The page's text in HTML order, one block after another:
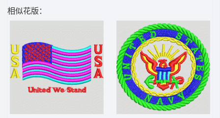
相似花版：